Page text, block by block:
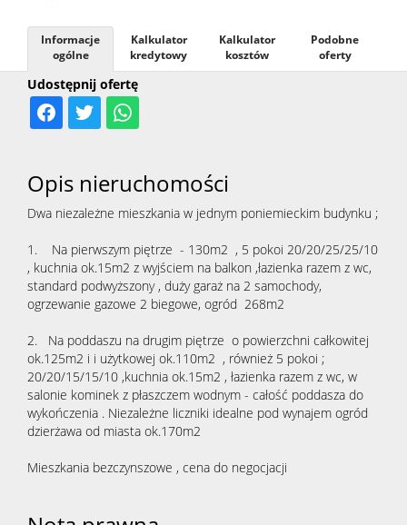
Udostępnij ofertę
Informacje
ogólne
Kalkulator
kredytowy
Kalkulator
kosztów
Podobne
oferty
Opis nieruchomości
Dwa niezależne mieszkania w jednym poniemieckim budynku ;
1. Na pierwszym piętrze - 130m2 , 5 pokoi 20/20/25/25/10
, kuchnia ok.15m2 z wyjściem na balkon ,łazienka razem z wc,
standard podwyższony , duży garaż na 2 samochody,
ogrzewanie gazowe 2 biegowe, ogród 268m2
2. Na poddaszu na drugim piętrze o powierzchni całkowitej
ok.125m2 i i użytkowej ok.110m2 , również 5 pokoi ;
20/20/15/15/10 ,kuchnia ok.15m2 , łazienka razem z wc, w
salonie kominek z płaszczem wodnym - całość poddasza do
wykończenia . Niezależne liczniki idealne pod wynajem ogród
dzierżawa od miasta ok.170m2
Mieszkania bezczynszowe , cena do negocjacji